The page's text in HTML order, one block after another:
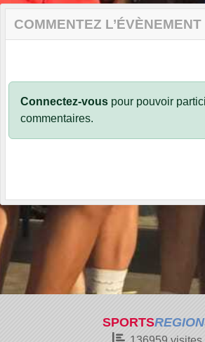
COMMENTEZ L’ÉVÈNEMENT
Connectez-vous pour pouvoir
commentaires.
SPORTS